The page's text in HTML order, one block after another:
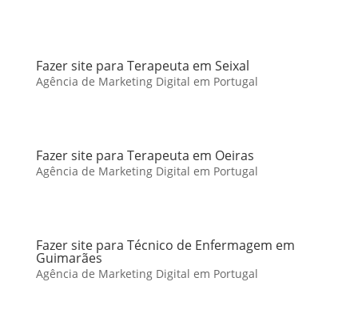
Fazer site para Terapeuta em Seixal
Agência de Marketing Digital em Portugal
Fazer site para Terapeuta em Oeiras
Agência de Marketing Digital em Portugal
Fazer site para Técnico de Enfermagem em
Guimarães
Agência de Marketing Digital em Portugal